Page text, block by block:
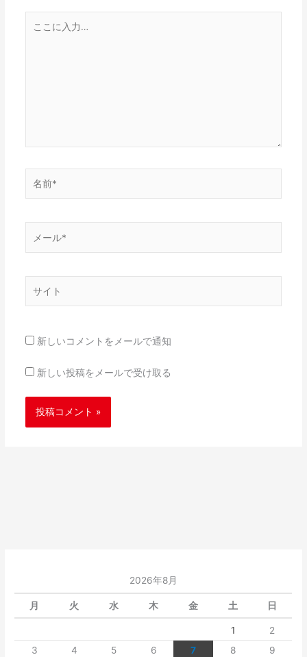
ー
*
新しいコメントをメールで通知
新しい投稿をメールで受け取る
2026年8月
月 火 水 木 金 土 日
1
2
3
4 5 6 7 8
9